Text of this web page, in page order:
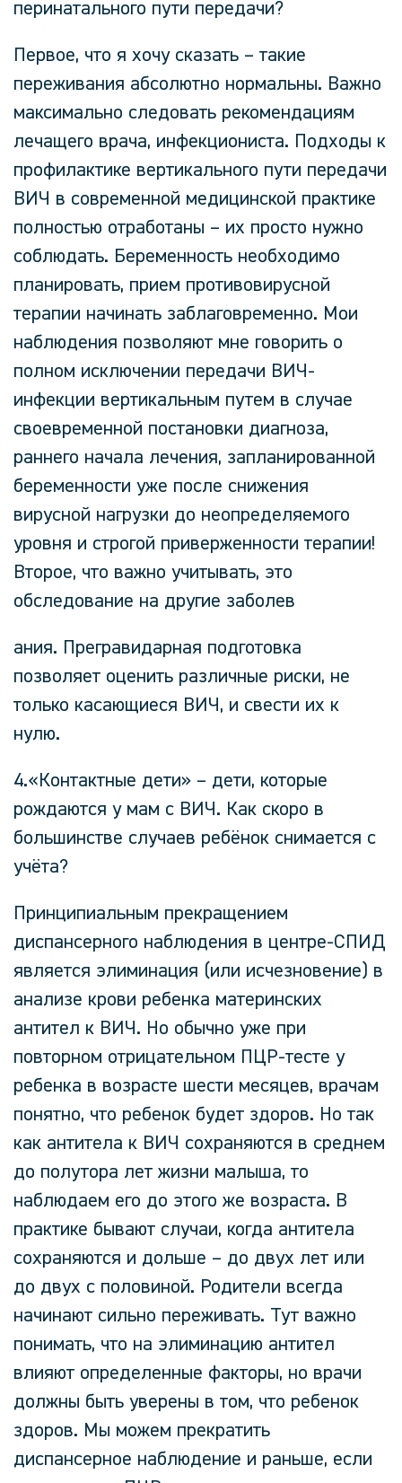
перинатального пути передачи?
Первое, что я хочу сказать – такие
переживания абсолютно нормальны. Важно
максимально следовать рекомендациям
лечащего врача, инфекциониста. Подходы к
профилактике вертикального пути передачи
ВИЧ в современной медицинской практике
полностью отработаны – их просто нужно
соблюдать. Беременность необходимо
планировать, прием противовирусной
терапии начинать заблаговременно. Мои
наблюдения позволяют мне говорить о
полном исключении передачи ВИЧ-
инфекции вертикальным путем в случае
своевременной постановки диагноза,
раннего начала лечения, запланированной
беременности уже после снижения
вирусной нагрузки до неопределяемого
уровня и строгой приверженности терапии!
Второе, что важно учитывать, это
обследование на другие заболев
ания. Прегравидарная подготовка
позволяет оценить различные риски, не
только касающиеся ВИЧ, и свести их к
нулю.
4.«Контактные дети» – дети, которые
рождаются у мам с ВИЧ. Как скоро в
большинстве случаев ребёнок снимается с
учёта?
Принципиальным прекращением
диспансерного наблюдения в центре-СПИД
является элиминация (или исчезновение) в
анализе крови ребенка материнских
антител к ВИЧ. Но обычно уже при
повторном отрицательном ПЦР-тесте у
ребенка в возрасте шести месяцев, врачам
понятно, что ребенок будет здоров. Но так
как антитела к ВИЧ сохраняются в среднем
до полутора лет жизни малыша, то
наблюдаем его до этого же возраста. В
практике бывают случаи, когда антитела
сохраняются и дольше – до двух лет или
до двух с половиной. Родители всегда
начинают сильно переживать. Тут важно
понимать, что на элиминацию антител
влияют определенные факторы, но врачи
должны быть уверены в том, что ребенок
здоров. Мы можем прекратить
диспансерное наблюдение и раньше, если